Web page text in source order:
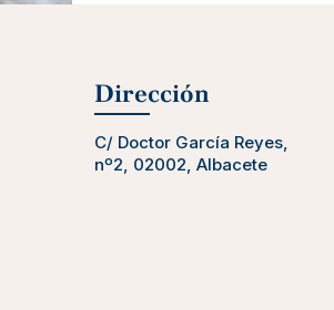
Dirección
C/ Doctor García Reyes,
nº2, 02002, Albacete